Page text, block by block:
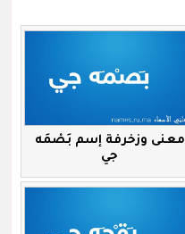
معنى وزخرفة إسم بَصْمَه
جي